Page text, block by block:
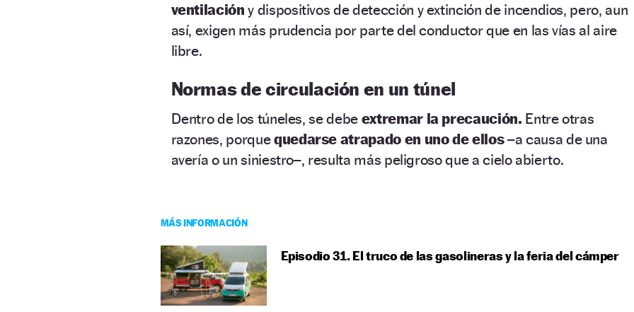
ventilación y dispositivos de detección y extinción de incendios, pero, aun
así, exigen más prudencia por parte del conductor que en las vías al aire
libre.
Normas de circulación en un túnel
Dentro de los túneles, se debe extremar la precaución. Entre otras
razones, porquequedarse atrapado en uno de ellos–a causa de una
avería o un siniestro–, resulta más peligroso que a cielo abierto.
MÁS INFORMACIÓN
Episodio 31. El truco de las gasolineras y la feria del cámper